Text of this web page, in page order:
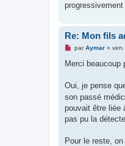
l
progressivement
Re: Mon fils
M
s
g
n
o
n
l
parAymar»
Merci beaucoup
Oui, je pense
son passé
pouvait être liée
pas pu la
Pour le reste,